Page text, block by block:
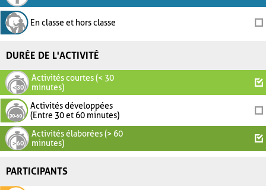
En classe et hors classe
DURÉE DE L'ACTIVITÉ
Activités courtes (< 30
minutes)
Activités développées
(Entre 30 et 60 minutes)
Activités élaborées (> 60
minutes)
PARTICIPANTS